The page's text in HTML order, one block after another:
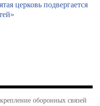
церковь подвергается
оборонных связей